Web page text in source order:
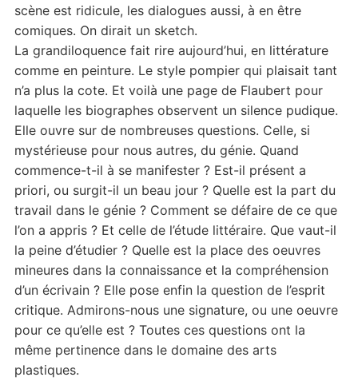
scène est ridicule, les dialogues aussi, à en être
comiques. On dirait un sketch.
La grandiloquence fait rire aujourd’hui, en littérature
comme en peinture. Le style pompier qui plaisait tant
n’a plus la cote. Et voilà une page de Flaubert pour
laquelle les biographes observent un silence pudique.
Elle ouvre sur de nombreuses questions. Celle, si
mystérieuse pour nous autres, du génie. Quand
commence-t-il à se manifester ? Est-il présent a
priori, ou surgit-il un beau jour ? Quelle est la part du
travail dans le génie ? Comment se défaire de ce que
l’on a appris ? Et celle de l’étude littéraire. Que vaut-il
la peine d’étudier ? Quelle est la place des oeuvres
mineures dans la connaissance et la compréhension
d’un écrivain ? Elle pose enfin la question de l’esprit
critique. Admirons-nous une signature, ou une oeuvre
pour ce qu’elle est ? Toutes ces questions ont la
même pertinence dans le domaine des arts
plastiques.